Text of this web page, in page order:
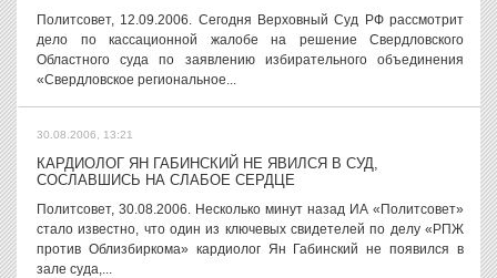
Политсовет, 12.09.2006. Сегодня Верховный Суд РФ рассмотрит
дело по кассационной жалобе на решение Свердловского
Областного суда по заявлению избирательного объединения
«Свердловское региональное...
30.08.2006, 13:21
КАРДИОЛОГ ЯН ГАБИНСКИЙ НЕ ЯВИЛСЯ В СУД,
СОСЛАВШИСЬ НА СЛАБОЕ СЕРДЦЕ
Политсовет, 30.08.2006. Несколько минут назад ИА «Политсовет»
стало известно, что один из ключевых свидетелей по делу «РПЖ
против Облизбиркома» кардиолог Ян Габинский не появился в
зале суда,...